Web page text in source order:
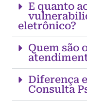
E quanto
eletrônico?
Quem são
Diferença
Consulta